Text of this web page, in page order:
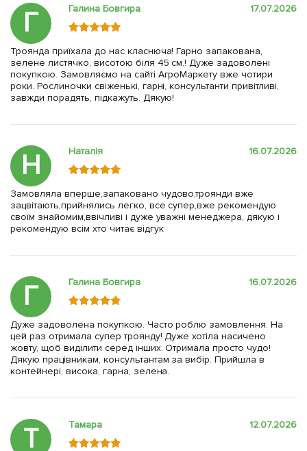
Г Галина Бовгира 17.07.2026
Троянда приїхала до нас класнюча! Гарно запакована,
зелене листячко, висотою біля 45 см.! Дуже задоволені
покупкою. Замовляємо на сайті АгроМаркету вже чотири
роки. Рослиночки свіженькі, гарні, консультанти привітливі,
завжди порадять, підкажуть. Дякую!
Н Наталія 16.07.2026
Замовляла вперше,запаковано чудово,троянди вже
зацвітають,прийнялись легко, все супер,вже рекомендую
своїм знайомим,ввічливі і дуже уважні менеджера, дякую і
рекомендую всім хто читає відгук
Г Галина Бовгира 16.07.2026
Дуже задоволена покупкою. Часто роблю замовлення. На
цей раз отримала супер троянду! Дуже хотіла насичено
жовту, щоб виділити серед інших. Отримала просто чудо!
Дякую працівникам, консультантам за вибір. Прийшла в
контейнері, висока, гарна, зелена.
Т Тамара 12.07.2026